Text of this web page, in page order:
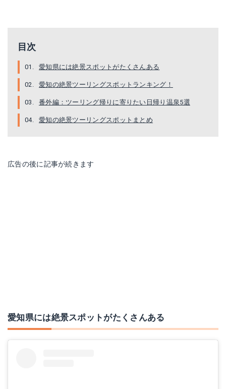
目次
愛知県には絶景スポットがたくさんある
愛知の絶景ツーリングスポットランキング！
番外編：ツーリング帰りに寄りたい日帰り温泉5選
愛知の絶景ツーリングスポットまとめ
広告の後に記事が続きます
愛知県には絶景スポットがたくさんある